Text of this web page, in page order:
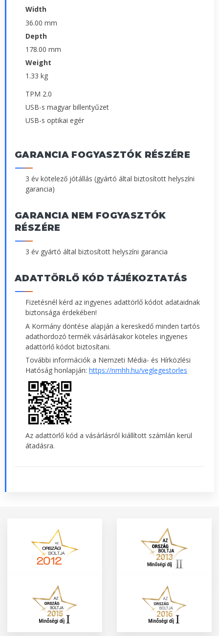
Width
36.00 mm
Depth
178.00 mm
Weight
1.33 kg
TPM 2.0
USB-s magyar billentyűzet
USB-s optikai egér
GARANCIA FOGYASZTÓK RÉSZÉRE
3 év kötelező jótállás (gyártó által biztosított helyszíni
garancia)
GARANCIA NEM FOGYASZTÓK
RÉSZÉRE
3 év gyártó által biztosított helyszíni garancia
ADATTÖRLŐ KÓD TÁJÉKOZTATÁS
Fizetésnél kérd az ingyenes adattörlő kódot adataidnak
biztonsága érdekében!
A Kormány döntése alapján a kereskedő minden tartós
adathordozó termék vásárlásakor köteles ingyenes
adattörlő kódot biztosítani.
További információk a Nemzeti Média- és Hírközlési
Hatóság honlapján: https://nmhh.hu/veglegestorles
Az adattörlő kód a vásárlásról kiállított számlán kerül
átadásra.